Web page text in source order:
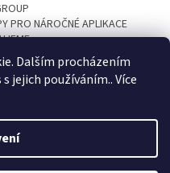
Dalším procházením
jejich používáním.. Více
PRO NÁROČNÉ APLIKACE